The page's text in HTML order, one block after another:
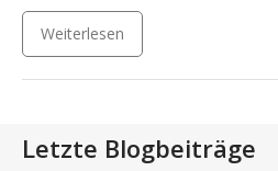
Weiterlesen
Letzte Blogbeiträge